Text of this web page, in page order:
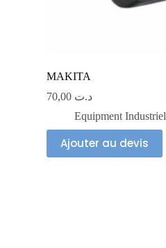
MAKITA
د.ت 70,00
Equipment Industriel
Ajouter au devis